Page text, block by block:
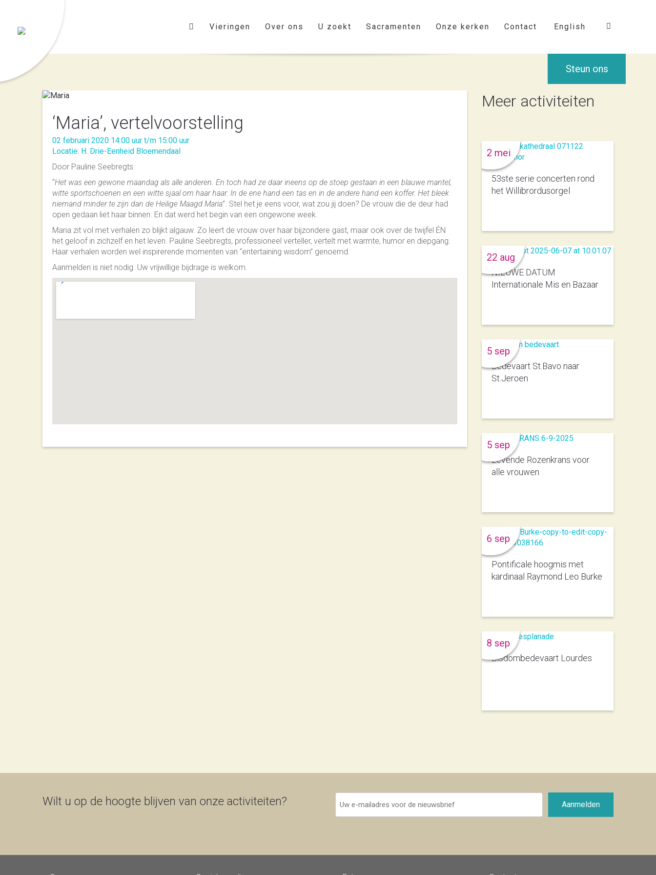
Vieringen Over ons U zoekt Sacramenten Onze kerken Contact English
Steun ons
‘Maria’, vertelvoorstelling
02 februari 2020 14:00 uur t/m 15:00 uur
Locatie: H. Drie-Eenheid Bloemendaal
Door Pauline Seebregts
“Het was een gewone maandag als alle anderen. En toch had ze daar ineens op de stoep gestaan in een blauwe mantel,
witte sportschoenen en een witte sjaal om haar haar. In de ene hand een tas en in de andere hand een koffer. Het bleek
niemand minder te zijn dan de Heilige Maagd Maria”. Stel het je eens voor, wat zou jij doen? De vrouw die de deur had
open gedaan liet haar binnen. En dat werd het begin van een ongewone week.
Maria zit vol met verhalen zo blijkt algauw. Zo leert de vrouw over haar bijzondere gast, maar ook over de twijfel ÉN
het geloof in zichzelf en het leven. Pauline Seebregts, professioneel verteller, vertelt met warmte, humor en diepgang.
Haar verhalen worden wel inspirerende momenten van “entertaining wisdom” genoemd.
Aanmelden is niet nodig. Uw vrijwillige bijdrage is welkom.
Meer activiteiten
53ste serie concerten rond
het Willibrordusorgel
2 mei
NIEUWE DATUM
Internationale Mis en Bazaar
22 aug
Bedevaart St.Bavo naar
St.Jeroen
5 sep
Levende Rozenkrans voor
alle vrouwen
5 sep
Pontificale hoogmis met
kardinaal Raymond Leo Burke
6 sep
Bisdombedevaart Lourdes
8 sep
Wilt u op de hoogte blijven van onze activiteiten?
Uw
e-
mailadres
Aanmelden